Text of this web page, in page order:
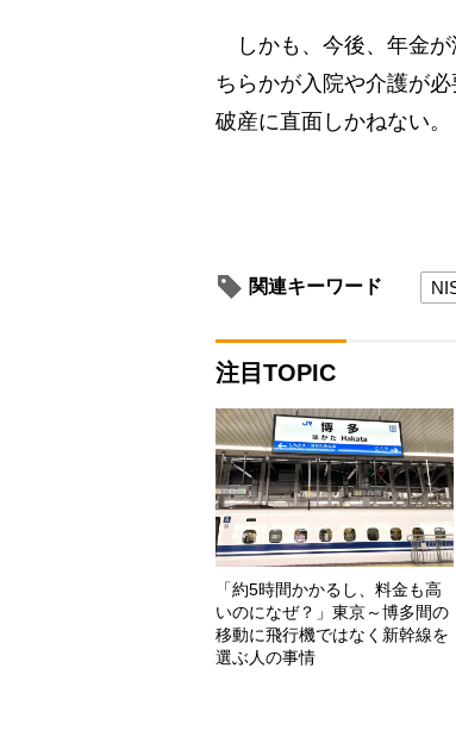
しかも、今後、年金が
ちらかが入院や介護が
破産に直面しかねない。
関連キーワード
注目TOPIC
「約5時間かかるし、料金も高
いのになぜ？」東京～博多間の
移動に飛行機ではなく新幹線を
選ぶ人の事情